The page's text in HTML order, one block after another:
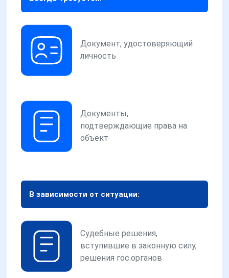
Документ, удостоверяющий
личность
Документы,
подтверждающие права на
объект
В зависимости от ситуации:
Судебные решения,
вступившие в законную силу,
решения гос.органов